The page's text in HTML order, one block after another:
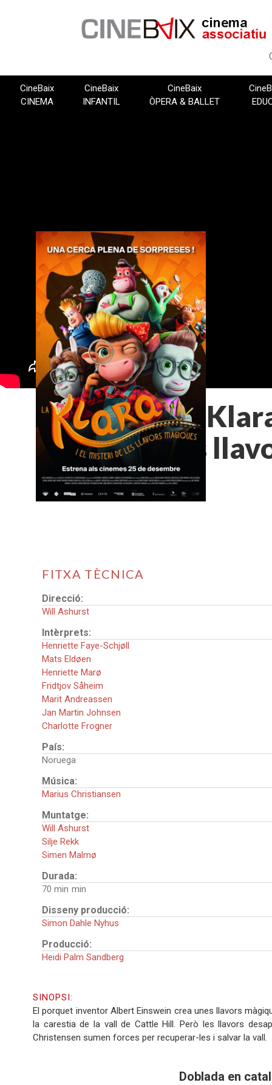
CineBaix
CINEMA
CineBaix
INFANTIL
CineBaix
ÒPERA & BALLET
La
les
FITXA TÈCNICA
Direcció:
Will Ashurst
Intèrprets:
Henriette Faye-Schjøll
Mats Eldøen
Henriette Marø
Fridtjov Såheim
Marit Andreassen
Jan Martin Johnsen
Charlotte Frogner
País:
Noruega
Música:
Marius Christiansen
Muntatge:
Will Ashurst
Silje Rekk
Simen Malmø
Durada:
70 min
Disseny producció:
Simon Dahle Nyhus
Producció:
Heidi Palm Sandberg
SINOPSI:
El porquet inventor Albert Einswein crea unes llavors
la carestia de la vall de Cattle Hill. Però les llavors
Christensen sumen forces per recuperar-les i salvar la vall.
Doblada en